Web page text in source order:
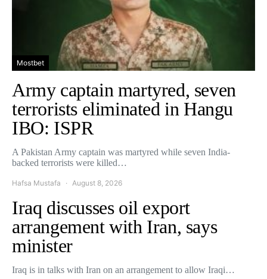
Mostbet
Army captain martyred, seven
terrorists eliminated in Hangu
IBO: ISPR
A Pakistan Army captain was martyred while seven India-
backed terrorists were killed…
Hafsa Mustafa August 8, 2026
Iraq discusses oil export
arrangement with Iran, says
minister
Iraq is in talks with Iran on an arrangement to allow Iraqi…